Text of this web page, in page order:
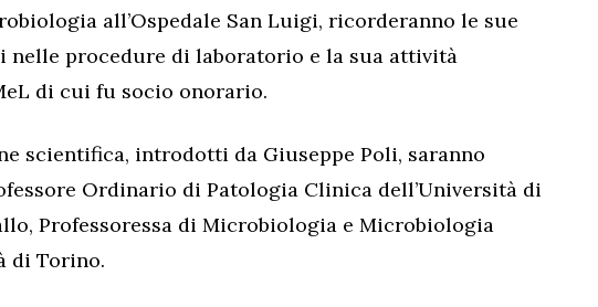
all’Ospedale San Luigi, ricorderanno le sue
nelle procedure di laboratorio e la sua attività
di cui fu socio onorario.
scientifica, introdotti da Giuseppe Poli, saranno
Ordinario di Patologia Clinica dell’Università di
Professoressa di Microbiologia e Microbiologia
di Torino.